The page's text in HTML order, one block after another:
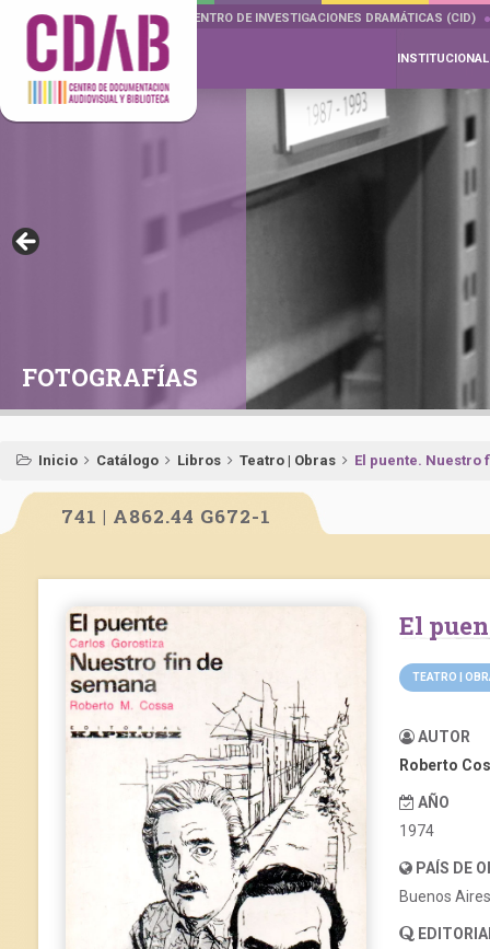
DOCUMENTA DRAMÁTICAS CENTRO DE INVESTIGACIONES DRAMÁTICAS (CID)
INSTITUCIONAL
FOTOGRAFÍAS
Inicio Catálogo Libros Teatro | Obras El puente. Nuestro
741 | A862.44 G672-1
El
TEATRO |
AUTOR
Roberto
AÑO
1974
PAÍS DE
Buenos